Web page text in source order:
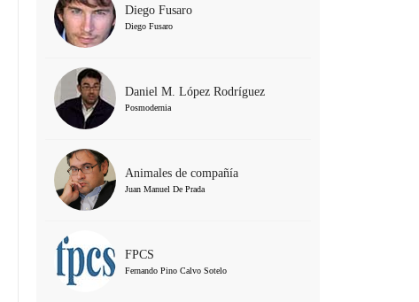
Diego Fusaro
Diego Fusaro
Daniel M. López Rodríguez
Posmodernia
Animales de compañía
Juan Manuel De Prada
FPCS
Fernando Pino Calvo Sotelo